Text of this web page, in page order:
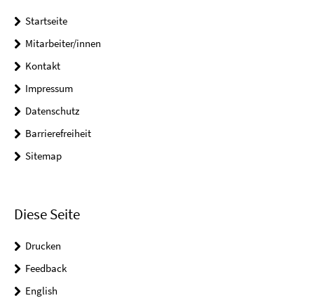
Startseite
Mitarbeiter/innen
Kontakt
Impressum
Datenschutz
Barrierefreiheit
Sitemap
Diese Seite
Drucken
Feedback
English